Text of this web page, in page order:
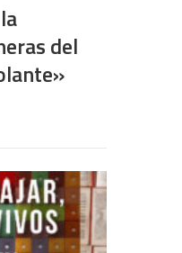
del